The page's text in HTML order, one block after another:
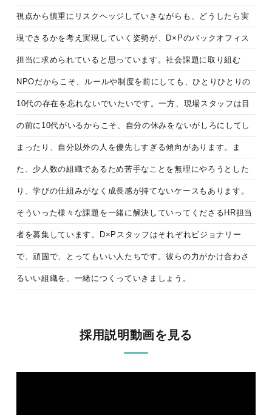
視点から慎重にリスクヘッジしていきながらも、どうしたら実
現できるかを考え実現していく姿勢が、D×Pのバックオフィス
担当に求められていると思っています。社会課題に取り組む
NPOだからこそ、ルールや制度を前にしても、ひとりひとりの
10代の存在を忘れないでいたいです。一方、現場スタッフは目
の前に10代がいるからこそ、自分の休みをないがしろにしてし
まったり、自分以外の人を優先しすぎる傾向があります。ま
た、少人数の組織であるため苦手なことを無理にやろうとした
り、学びの仕組みがなく成長感が持てないケースもあります。
そういった様々な課題を一緒に解決していってくださるHR担当
者を募集しています。D×Pスタッフはそれぞれビジョナリー
で、頑固で、とってもいい人たちです。彼らの力がかけ合わさ
るいい組織を、一緒につくっていきましょう。
採用説明動画を見る